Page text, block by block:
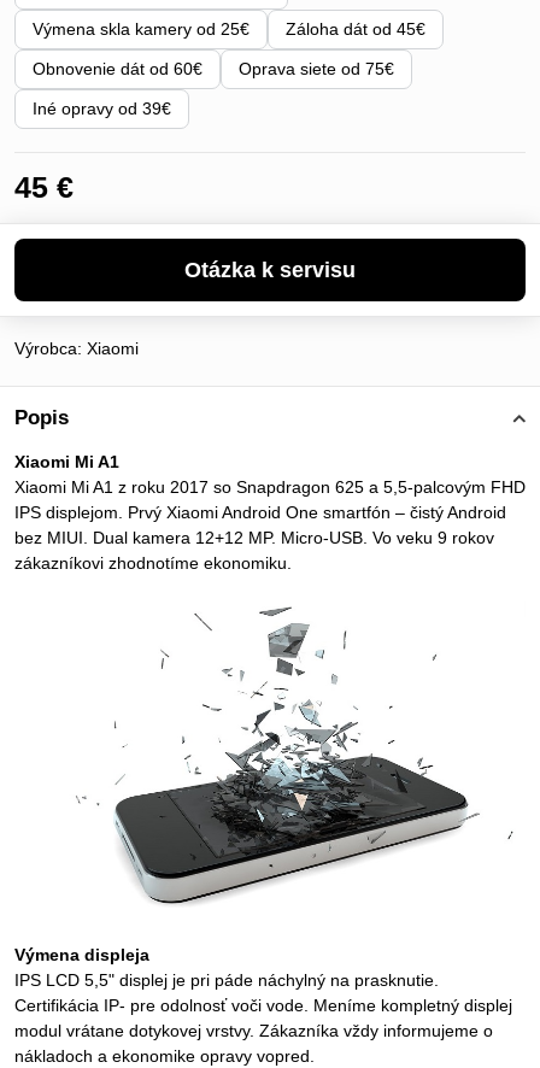
Výmena skla kamery od 25€ Záloha dát od 45€
Obnovenie dát od 60€ Oprava siete od 75€
Iné opravy od 39€
45 €
Výrobca: Xiaomi
Popis
Xiaomi Mi A1
Xiaomi Mi A1 z roku 2017 so Snapdragon 625 a 5,5-palcovým FHD
IPS displejom. Prvý Xiaomi Android One smartfón – čistý Android
bez MIUI. Dual kamera 12+12 MP. Micro-USB. Vo veku 9 rokov
zákazníkovi zhodnotíme ekonomiku.
Výmena displeja
IPS LCD 5,5" displej je pri páde náchylný na prasknutie.
Certifikácia IP- pre odolnosť voči vode. Meníme kompletný displej
modul vrátane dotykovej vrstvy. Zákazníka vždy informujeme o
nákladoch a ekonomike opravy vopred.